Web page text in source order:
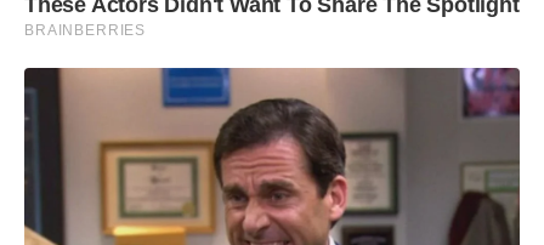
These Actors Didn't Want To Share The Spotlight
BRAINBERRIES